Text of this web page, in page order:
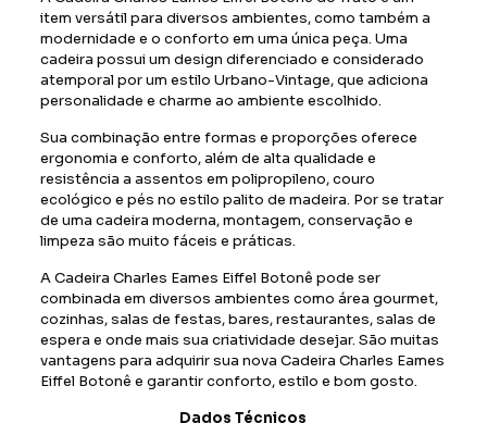
item versátil para diversos ambientes, como também a
modernidade e o conforto em uma única peça. Uma
cadeira possui um design diferenciado e considerado
atemporal por um estilo Urbano-Vintage, que adiciona
personalidade e charme ao ambiente escolhido.
Sua combinação entre formas e proporções oferece
ergonomia e conforto, além de alta qualidade e
resistência a assentos em polipropileno, couro
ecológico e pés no estilo palito de madeira. Por se tratar
de uma cadeira moderna, montagem, conservação e
limpeza são muito fáceis e práticas.
A Cadeira Charles Eames Eiffel Botonê pode ser
combinada em diversos ambientes como área gourmet,
cozinhas, salas de festas, bares, restaurantes, salas de
espera e onde mais sua criatividade desejar. São muitas
vantagens para adquirir sua nova Cadeira Charles Eames
Eiffel Botonê e garantir conforto, estilo e bom gosto.
Dados Técnicos